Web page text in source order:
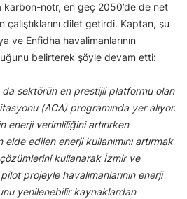
karbon-nötr, en geç 2050’de de net
çalıştıklarını dilet getirdi. Kaptan, şu
ve Enfidha havalimanlarının
belirterek şöyle devam etti:
da sektörün en prestijli platformu olan
(ACA) programında yer alıyor.
enerji verimliliğini artırırken
edilen enerji kullanımını artırmak
çözümlerini kullanarak İzmir ve
projeyle havalimanlarının enerji
yenilenebilir kaynaklardan